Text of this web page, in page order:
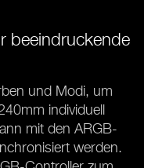
beeindruckende
und Modi, um
individuell
mit den ARGB-
werden.